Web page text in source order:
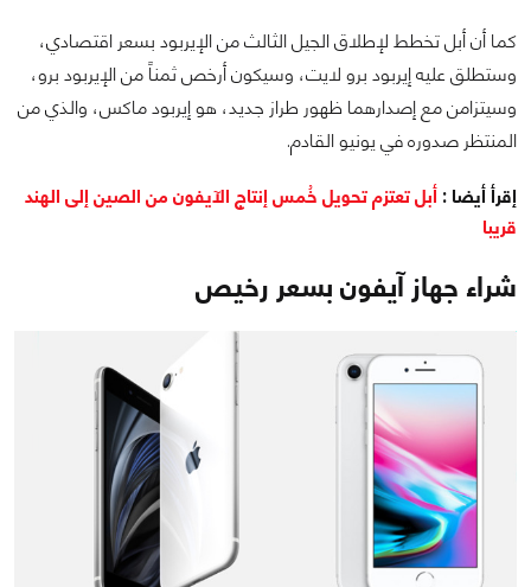
كما أن أبل تخطط لإطلاق الجيل الثالث من الإيربود بسعر اقتصادي،
وستطلق عليه إيربود برو لايت، وسيكون أرخص ثمناً من الإيربود برو،
وسيتزامن مع إصدارهما ظهور طراز جديد، هو إيربود ماكس، والذي من
المنتظر صدوره في يونيو القادم.
إقرأ أيضا : أبل تعتزم تحويل خُمس إنتاج الآيفون من الصين إلى الهند
قريبا
شراء جهاز آيفون بسعر رخيص